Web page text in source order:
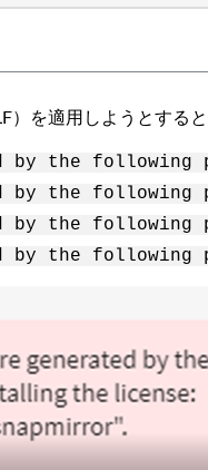
）を適用しようとする
by the
by the
by the
by the